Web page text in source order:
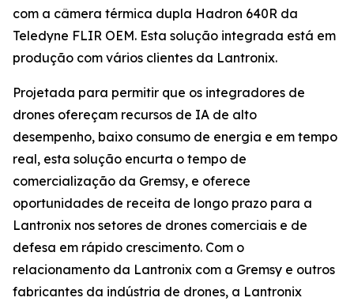
com a câmera térmica dupla Hadron 640R da
Teledyne FLIR OEM. Esta solução integrada está em
produção com vários clientes da Lantronix.
Projetada para permitir que os integradores de
drones ofereçam recursos de IA de alto
desempenho, baixo consumo de energia e em tempo
real, esta solução encurta o tempo de
comercialização da Gremsy, e oferece
oportunidades de receita de longo prazo para a
Lantronix nos setores de drones comerciais e de
defesa em rápido crescimento. Com o
relacionamento da Lantronix com a Gremsy e outros
fabricantes da indústria de drones, a Lantronix